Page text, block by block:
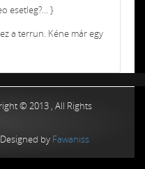
esetleg?... }
a terrun. Kéne már egy
© 2013 , All Rights
Designed by Fawaniss